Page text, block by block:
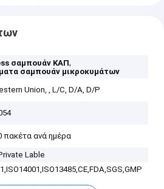
σαμπουάν ΚΑΠ,
σαμπουάν μικροκυμάτων
Union, , L/C, D/A, D/P
πακέτα ανά ημέρα
Lable